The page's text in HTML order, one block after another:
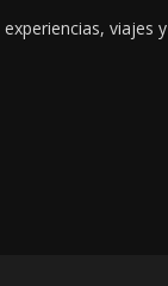
viajes y